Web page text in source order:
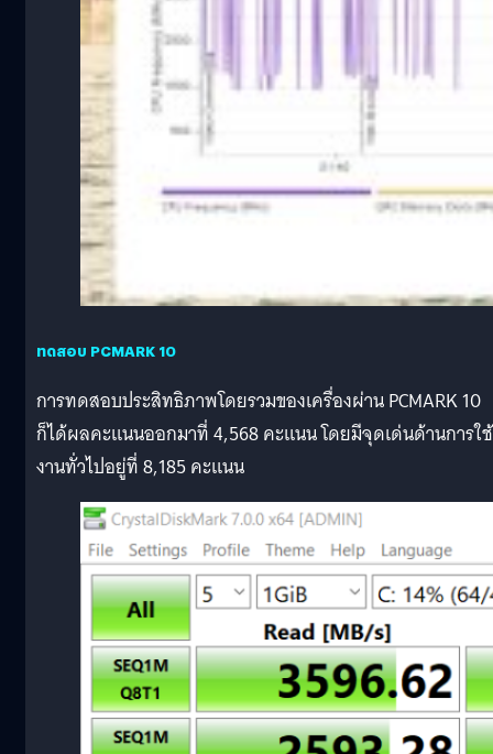
ทดสอบ PCMARK 10
การทดสอบประสิทธิภาพโดยรวมของเครื่องผ่าน PCMARK 10
ก็ได้ผลคะแนนออกมาที่ 4,568 คะแนน โดยมีจุดเด่นด้านการใช้
งานทั่วไปอยู่ที่ 8,185 คะแนน